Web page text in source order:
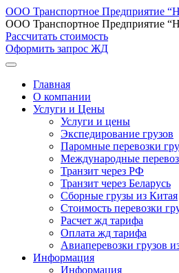
ООО Транспортное
ООО Транспортное
Рассчитать стоимость
Оформить запрос ЖД
Главная
О компании
Услуги и Цены
Услуги и цены
Экспедирование грузов
Паромные перевозки
Международные
Транзит через РФ
Транзит через Беларусь
Сборные грузы из Китая
Стоимость перевозки
Расчет жд тарифа
Оплата жд тарифа
Авиаперевозки грузов
Информация
Информация